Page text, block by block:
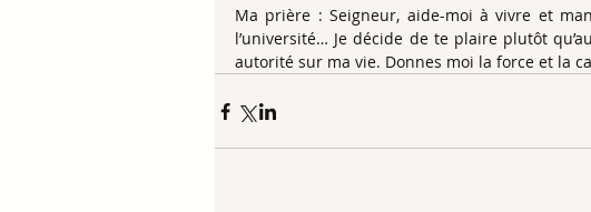
Ma prière : Seigneur, aide-moi à vivre et
l’université… Je décide de te plaire plutôt
autorité sur ma vie. Donnes moi la force et la